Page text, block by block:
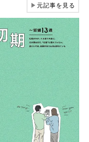
▶元記事を見る